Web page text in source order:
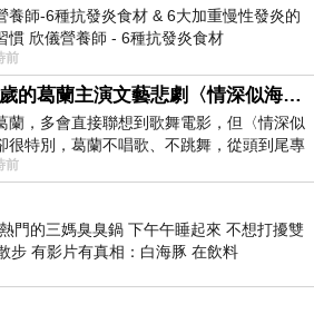
養師-6種抗發炎食材 & 6大加重慢性發炎的
慣 欣儀營養師 - 6種抗發炎食材
www.facebook.com/photo/?fbid=147
前
AI27歲的葛蘭主演文藝悲劇〈情深似海〉 #戀上老電影 #葛蘭 #粟子
蘭，多會直接聯想到歌舞電影，但〈情深似
很特別，葛蘭不唱歌、不跳舞，從頭到尾專
。拍攝期間，經常工作超過12個鐘
前
門的三媽臭臭鍋 下午午睡起來 不想打擾雙
步 有影片有真相：白海豚 在飲料